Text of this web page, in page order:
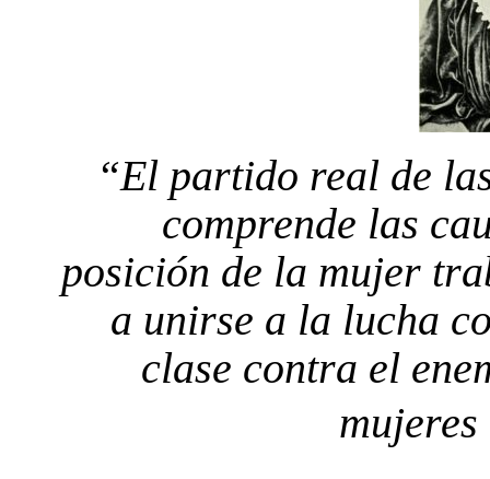
“El partido real de
comprende las
posición de la mujer
a unirse a la lucha
clase contra el